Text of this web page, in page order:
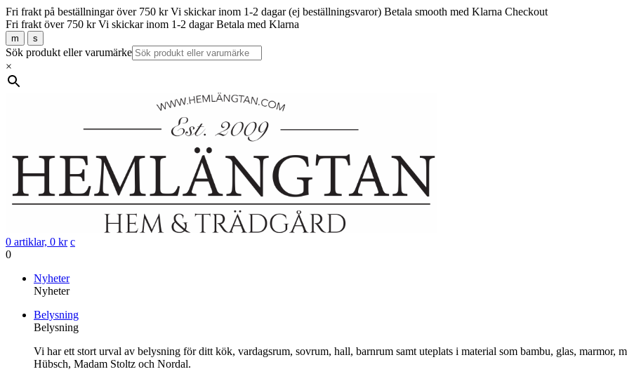
Fri frakt på beställningar över 750 kr Vi skickar inom 1-2 dagar (ej beställningsvaror) Betala smooth med Klarna Checkout
Fri frakt över 750 kr Vi skickar inom 1-2 dagar Betala med Klarna
m s
Sök produkt eller varumärke
×
0 artiklar, 0 kr c
0
innehåll
Nyheter
Nyheter
Belysning
Belysning
Vi har ett stort urval av belysning för ditt kök, vardagsrum, sovrum, hall, barnrum samt uteplats i material som bambu, glas,
Hübsch, Madam Stoltz och Nordal.